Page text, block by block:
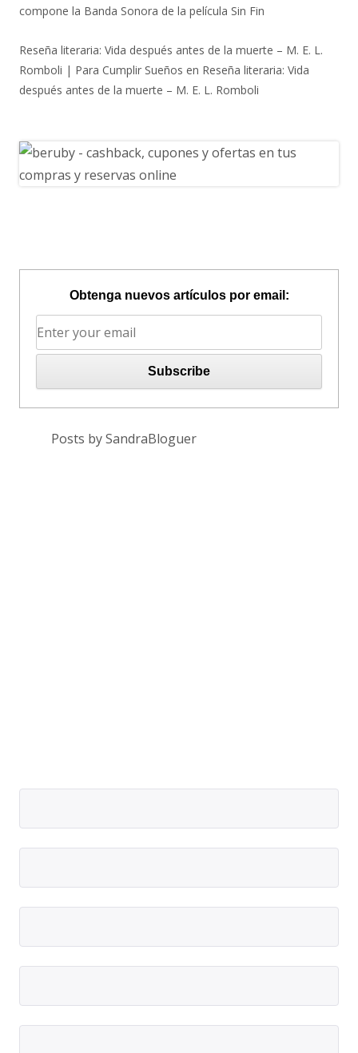
compone la Banda Sonora de la película Sin Fin
Reseña literaria: Vida después antes de la muerte – M. E. L.
Romboli | Para Cumplir Sueños en Reseña literaria: Vida
después antes de la muerte – M. E. L. Romboli
Obtenga nuevos artículos por email:
Posts by SandraBloguer